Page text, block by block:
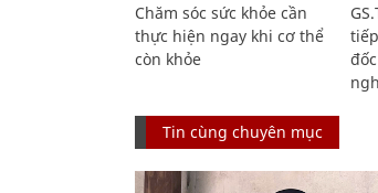
Chăm sóc sức khỏe cần
thực hiện ngay khi cơ thể
còn khỏe
Tin cùng chuyên mục